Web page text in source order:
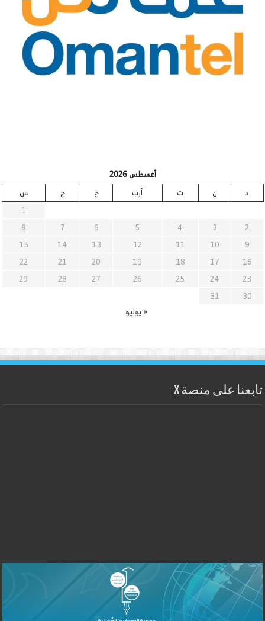
أغسطس 2026
د
ن ث أرب خ ج
س
1
2
3
4
5
6
7
8
9
10
11
12
13
14
15
16
17
18
19
20
21
22
23
24
25
26
27
28
29
30
31
« يوليو
تابعنا على منصة X